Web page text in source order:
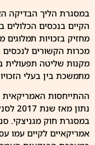
במסגרת הליך הבדיקה
הקיים בנכסים הכלולים
מחזיק בזכויות
מכרות הקשורים לנכסים
מקנות שליטה תפעולית
מתמשכת בין בעלי
ההתייחסות
נתון
במסגרת חוק מגניצקי.
אמריקאיים לקיים עמו